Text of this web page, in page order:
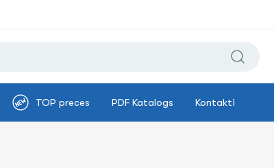
TOP preces PDF Katalogs Kontakti